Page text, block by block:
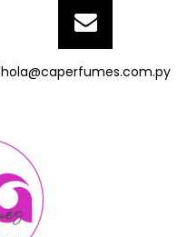
hola@caperfumes.com.py